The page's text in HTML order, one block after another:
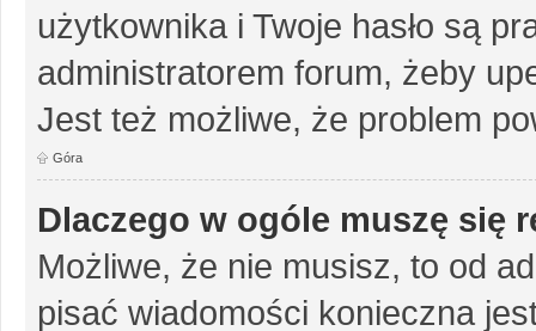
użytkownika i Twoje hasło są
administratorem forum, żeby
Jest też możliwe, że problem
Góra
Dlaczego w ogóle muszę się
Możliwe, że nie musisz, to od
pisać wiadomości konieczna